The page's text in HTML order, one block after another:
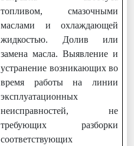
топливом, смазочными
маслами и охлаждающей
жидкостью. Долив или
замена масла. Выявление и
устранение возникающих во
время работы на линии
эксплуатационных
неисправностей, не
требующих разборки
соответствующих